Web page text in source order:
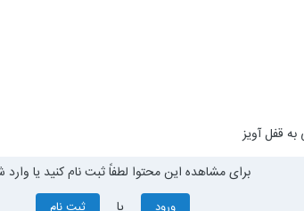
قفل آویز
برای مشاهده این محتوا لطفاً ثبت نام کنید یا وارد